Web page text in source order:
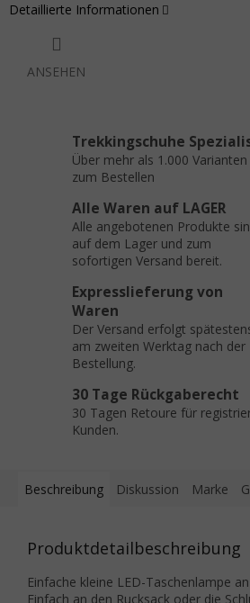
Detaillierte Informationen
ANSEHEN
Trekkingschuhe
Über mehr als 1.000 Varianten
zum Bestellen
Alle Waren auf LAGER
Alle angebotenen Produkte
auf dem Lager und zum
sofortigen Versand bereit.
Expresslieferung von
Waren
Der Versand erfolgt
am zweiten Werktag nach der
Bestellung.
30 Tage Rückgaberecht
30 Tagen Retoure für
Kunden.
Beschreibung Diskussion Marke
Produktdetailbeschreibung
Einfache kleine LED-Taschenlampe
Einfach an den Rucksack oder die